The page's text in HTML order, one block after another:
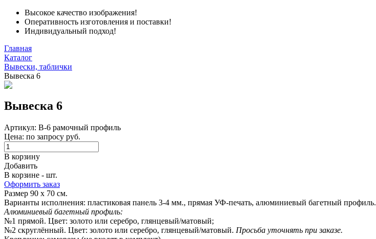
Высокое качество изображения!
Оперативность изготовления и поставки!
Индивидуальный подход!
Главная
Каталог
Вывески, таблички
Вывеска 6
Вывеска 6
Артикул: В-6 рамочный профиль
Цена: по запросу руб.
В корзину
Добавить
В корзине - шт.
Оформить заказ
Размер 90 х 70 см.
Варианты исполнения: пластиковая панель 3-4 мм., прямая УФ-печать, алюминиевый багетный профиль.
Алюминиевый багетный профиль:
№1 прямой. Цвет: золото или серебро, глянцевый/матовый;
№2 скруглённый. Цвет: золото или серебро, глянцевый/матовый. Просьба уточнять при заказе.